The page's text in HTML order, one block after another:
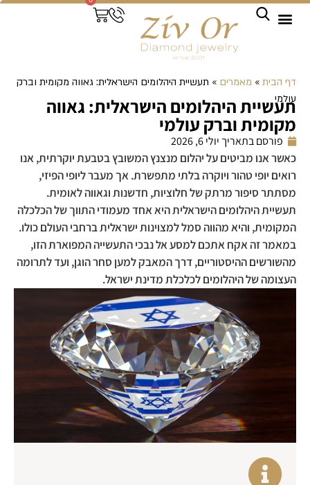
דף הבית » מאמרים » תעשיית היהלומים הישראלית: גאווה מקומית וברק
עולמי
תעשיית היהלומים הישראלית: גאווה
מקומית וברק עולמי
פורסם בתאריךיולי 6, 2026
כאשר אנו מביטים על יהלום מנצנץ המשובץ בטבעת יוקרתית, אנו
רואים יופי טהור ויוקרה בלתי מתפשרת. אך מעבר ליופי הפיזי,
מסתתר סיפור מרתק של חלוציות, חדשנות וגאווה לאומית.
תעשיית היהלומים הישראלית היא אחד מעמודי התווך של הכלכלה
המקומית, והיא מהווה סמל למצוינות ישראלית ברחבי העולם כולו.
במאמר זה אקח אתכם למסע אל נבכי התעשייה המפוארת הזו,
מהשורשים ההיסטוריים, דרך המאבק למען סחר הוגן, ועד לתרומה
העצומה של היהלומים לכלכלת מדינת ישראל.